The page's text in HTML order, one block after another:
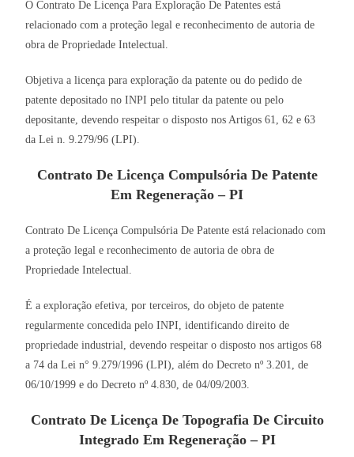
O Contrato De Licença Para Exploração De Patentes está
relacionado com a proteção legal e reconhecimento de autoria de
obra de Propriedade Intelectual.
Objetiva a licença para exploração da patente ou do pedido de
patente depositado no INPI pelo titular da patente ou pelo
depositante, devendo respeitar o disposto nos Artigos 61, 62 e 63
da Lei n. 9.279/96 (LPI).
Contrato De Licença Compulsória De Patente
Em Regeneração – PI
Contrato De Licença Compulsória De Patente está relacionado com
a proteção legal e reconhecimento de autoria de obra de
Propriedade Intelectual.
É a exploração efetiva, por terceiros, do objeto de patente
regularmente concedida pelo INPI, identificando direito de
propriedade industrial, devendo respeitar o disposto nos artigos 68
a 74 da Lei n° 9.279/1996 (LPI), além do Decreto nº 3.201, de
06/10/1999 e do Decreto nº 4.830, de 04/09/2003.
Contrato De Licença De Topografia De Circuito
Integrado Em Regeneração – PI